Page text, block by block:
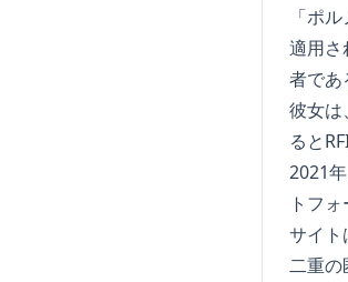
「ポ
適用さ
者であ
彼女は
ると
2021
トフ
サイト
二重の